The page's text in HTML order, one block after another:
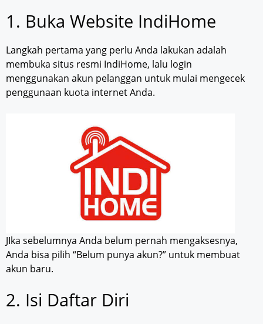
1. Buka Website IndiHome
Langkah pertama yang perlu Anda lakukan adalah
membuka situs resmi IndiHome, lalu login
menggunakan akun pelanggan untuk mulai mengecek
penggunaan kuota internet Anda.
JIka sebelumnya Anda belum pernah mengaksesnya,
Anda bisa pilih “Belum punya akun?” untuk membuat
akun baru.
2. Isi Daftar Diri